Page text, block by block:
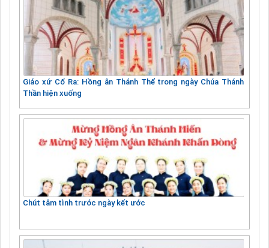
Giáo xứ Cổ Ra: Hồng ân Thánh Thể trong ngày Chúa Thánh
Thần hiện xuống
Chút tâm tình trước ngày kết ước